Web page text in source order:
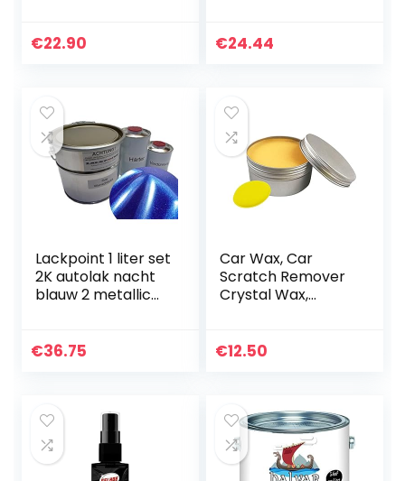
€22.90
ml
€24.44
Lackpoint 1 liter set
2K autolak nacht
blauw 2 metallic
€36.75
Car Wax, Car
Scratch Remover
Crystal Wax,
Wax, Leather
€12.50